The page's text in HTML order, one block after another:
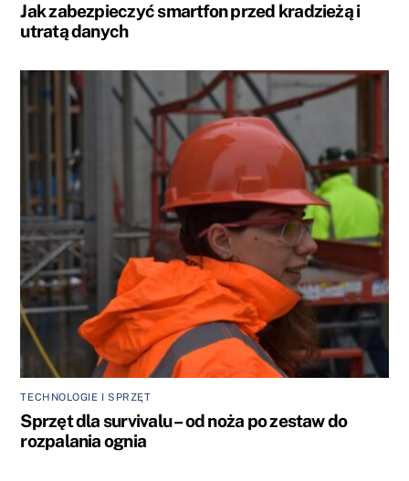
Jak zabezpieczyć smartfon przed kradzieżą i
utratą danych
TECHNOLOGIE I SPRZĘT
Sprzęt dla survivalu – od noża po zestaw do
rozpalania ognia